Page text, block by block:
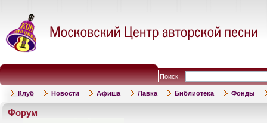
Поиск:
Клуб Новости Афиша Лавка Библиотека Фонды
Форум